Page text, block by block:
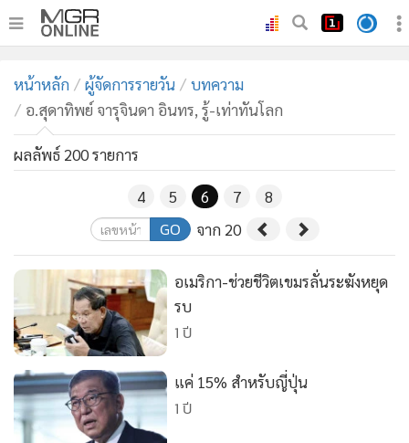
ทันเหตุการณ์
ภาคใต้
• ภูมิภาค
ผู้จัดการรายวัน
• คอลัมนิสต์
•
• CbizReview
• Cyber BIZ
• ผู้จัดกวน
• Good health & Well-being
Green Innovation & SD
หน้าหลัก ผู้จัดการรายวัน
บทความ
อ.สุดาทิพย์ จารุจินดา อินทร, รู้-เท่าทันโลก
ผลลัพธ์ 200 รายการ
4 5 6 7 8
GO จาก 20
อเมริกา-ช่วยชีวิตเขมรลั่นระฆังหยุด
รบ
1 ปี
แค่ 15% สำหรับญี่ปุ่น
1 ปี